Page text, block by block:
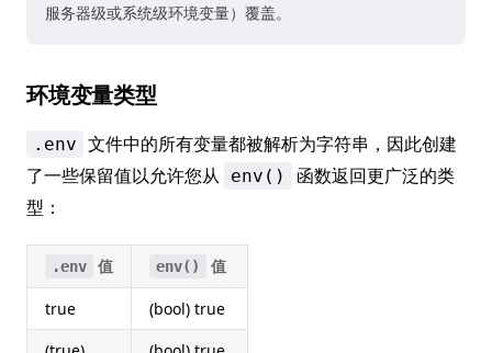
服务器级或系统级环境变量）覆盖。
环境变量类型
.env 文件中的所有变量都被解析为字符串，因此创建
了一些保留值以允许您从
env()
函数返回更广泛的类
型：
.env 值 env() 值
true
(bool) true